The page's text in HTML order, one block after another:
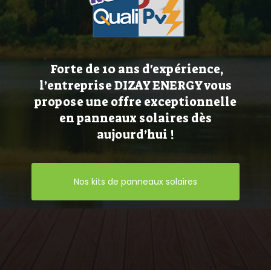
Forte de 10 ans d'expérience,
l’entreprise DIZAY ENERGY vous
propose une offre exceptionnelle
en panneaux solaires dès
aujourd’hui !
Nos kits de panneaux solaires